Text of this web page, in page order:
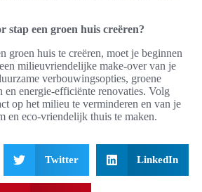
stap een groen huis creëren?
groen huis te creëren, moet je beginnen
milieuvriendelijke make-over van je
verbouwingsopties, groene
en energie-efficiënte renovaties. Volg
op het milieu te verminderen en van je
en eco-vriendelijk thuis te maken.
Twitter LinkedIn